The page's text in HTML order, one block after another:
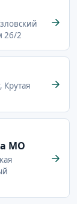
26/2
Крутая
МО